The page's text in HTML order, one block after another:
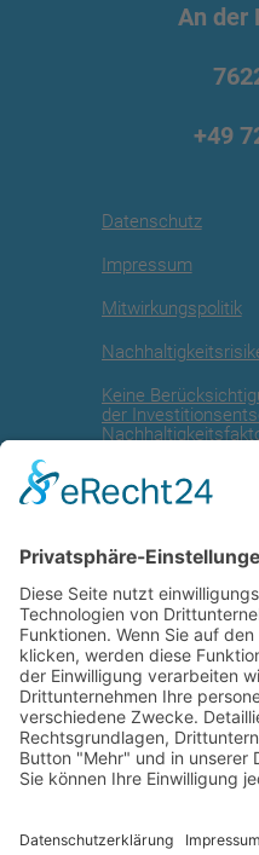
An der
+49
Datenschutz
Impressum
Mitwirkungspolitik
Keine
der
Angaben zur EU